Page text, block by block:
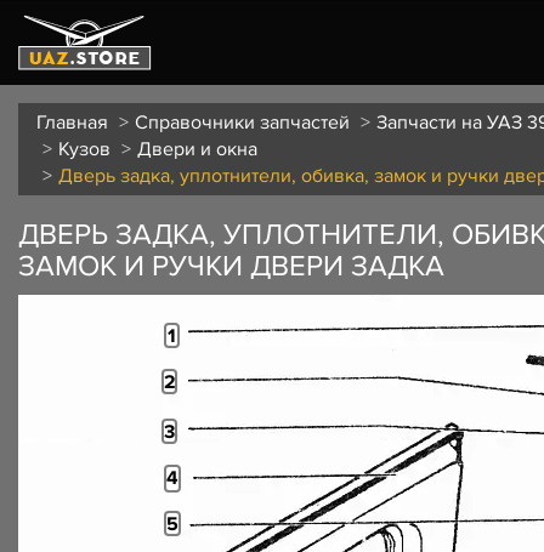
Главная Справочники запчастей
Запчасти на УАЗ
Кузов
Двери и окна
Дверь задка, уплотнители, обивка, замок и ручки
ДВЕРЬ ЗАДКА, УПЛОТНИТЕЛИ,
ЗАМОК И РУЧКИ ДВЕРИ ЗАДКА
1
2
3
4
5